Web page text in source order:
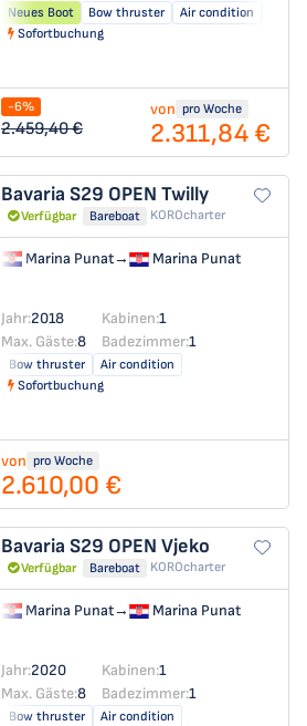
Neues Boot Bow thruster Air condition
Sofortbuchung
-6%
2.459,40 €
von pro Woche
2.311,84 €
Bavaria S29 OPEN Twilly
Verfügbar Bareboat KOROcharter
Marina Punat→ Marina Punat
Jahr:2018 Kabinen:1
Max. Gäste:8 Badezimmer:1
Bow thruster
Air condition
Sofortbuchung
von pro Woche
2.610,00 €
Bavaria S29 OPEN Vjeko
Verfügbar Bareboat KOROcharter
Marina Punat→ Marina Punat
Jahr:2020 Kabinen:1
Max. Gäste:8 Badezimmer:1
Bow thruster
Air condition